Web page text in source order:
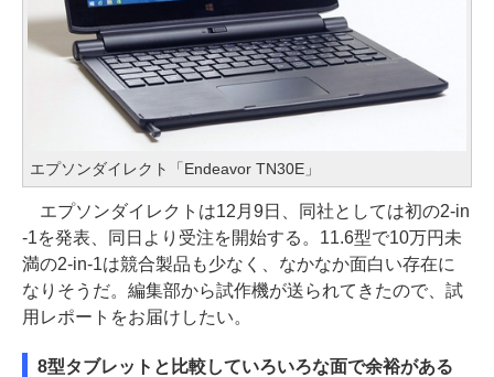
エプソンダイレクト「Endeavor TN30E」
エプソンダイレクトは12月9日、同社としては初の2-in
-1を発表、同日より受注を開始する。11.6型で10万円未
満の2-in-1は競合製品も少なく、なかなか面白い存在に
なりそうだ。編集部から試作機が送られてきたので、試
用レポートをお届けしたい。
8型タブレットと比較していろいろな面で余裕がある